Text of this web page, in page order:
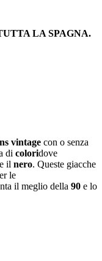
LA SPAGNA.
vintage con o senza
di coloridove
e il nero. Queste giacche
le
il meglio della 90 e lo